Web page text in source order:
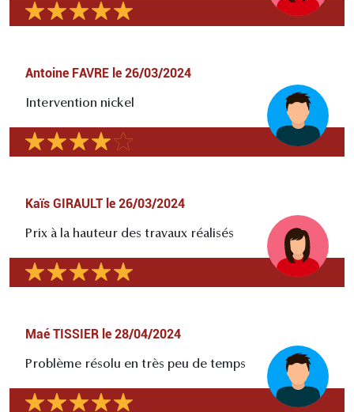
Antoine FAVRE le 26/03/2024
Intervention nickel
Kaïs GIRAULT le 26/03/2024
Prix à la hauteur des travaux réalisés
Maé TISSIER le 28/04/2024
Problème résolu en très peu de temps